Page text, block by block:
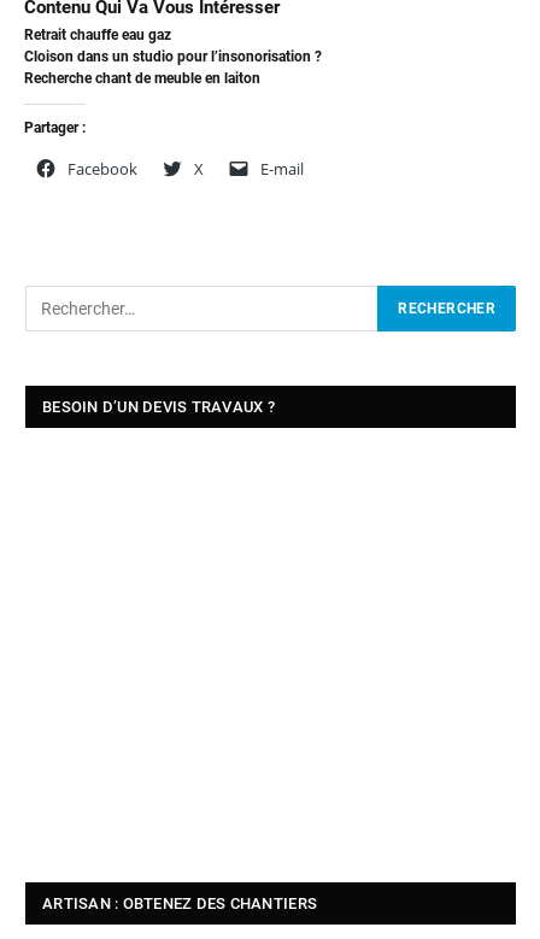
Contenu Qui Va Vous Intéresser
Retrait chauffe eau gaz
Cloison dans un studio pour l’insonorisation ?
Recherche chant de meuble en laiton
Partager :
Facebook X E-mail
BESOIN D’UN DEVIS TRAVAUX ?
ARTISAN : OBTENEZ DES CHANTIERS